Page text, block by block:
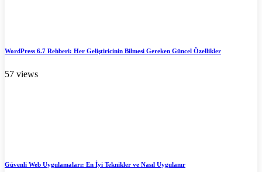
WordPress 6.7 Rehberi: Her Geliştiricinin Bilmesi Gereken Güncel Özellikler
57 views
Güvenli Web Uygulamaları: En İyi Teknikler ve Nasıl Uygulanır